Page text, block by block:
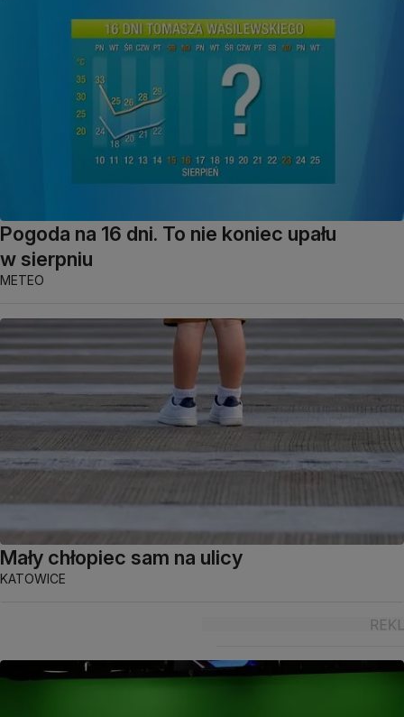
Pogoda na 16 dni. To nie koniec upału
w sierpniu
METEO
Mały chłopiec sam na ulicy
KATOWICE